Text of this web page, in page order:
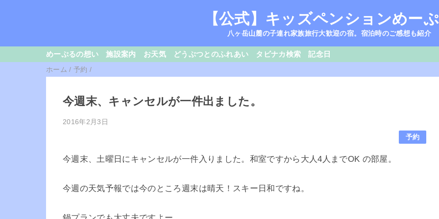
【公式】キッズペンションめー
八ヶ岳山麓の子連れ家族旅行大歓迎の宿。宿泊時のご感想も紹介
めーぷるの想い 施設案内 お天気 どうぶつとのふれあい タビナカ検索 記念日
ホーム /予約 /
今週末、キャンセルが一件出ました。
2016年2月3日
予約
今週末、土曜日にキャンセルが一件入りました。和室ですから大人4人までOK の部屋。
今週の天気予報では今のところ週末は晴天！スキー日和ですね。